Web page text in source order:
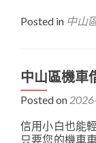
Posted in 中山
中山區機車
Posted on
信用小白也能
只要您的機車